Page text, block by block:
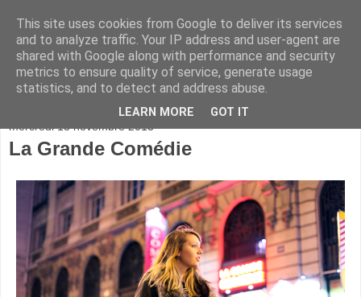
mercredi 13 novembre 2013
La Grande Comédie
This site uses cookies from Google to deliver its services
and to analyze traffic. Your IP address and user-agent are
shared with Google along with performance and security
metrics to ensure quality of service, generate usage
statistics, and to detect and address abuse.
LEARN MORE GOT IT